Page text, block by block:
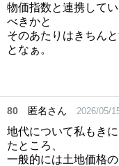
物価指数と連携して
べきかと
そのあたりはきちん
となぁ。
80 匿名さん 2026/05/
地代について私もき
たところ、
一般的には土地価格